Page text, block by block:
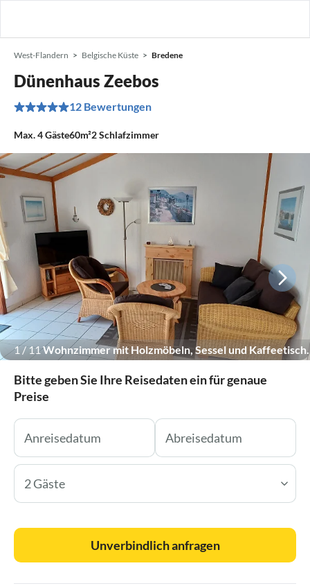
West-Flandern Belgische Küste Bredene
Dünenhaus Zeebos
12 Bewertungen
Max.4Gäste60m²2Schlafzimmer
1/ 11Wohnzimmer mit Holzmöbeln, Sessel und Kaffeetisch.
Bitte geben Sie Ihre Reisedaten ein für genaue
Preise
2 Gäste
Unverbindlich anfragen